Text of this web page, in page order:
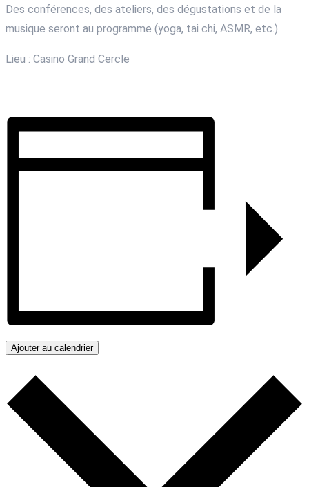
Des conférences, des ateliers, des dégustations et de la
musique seront au programme (yoga, tai chi, ASMR, etc.).
Lieu : Casino Grand Cercle
Ajouter au calendrier